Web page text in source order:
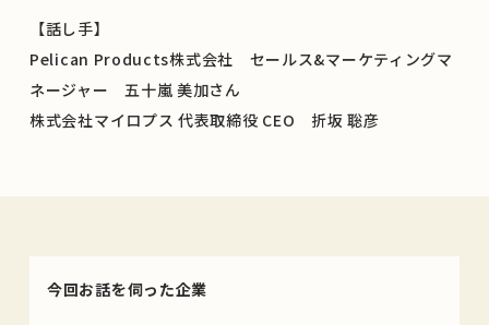
【話し手】
Pelican Products株式会社 セールス&マーケティングマ
ネージャー 五十嵐 美加さん
株式会社マイロプス 代表取締役 CEO 折坂 聡彦
今回お話を伺った企業